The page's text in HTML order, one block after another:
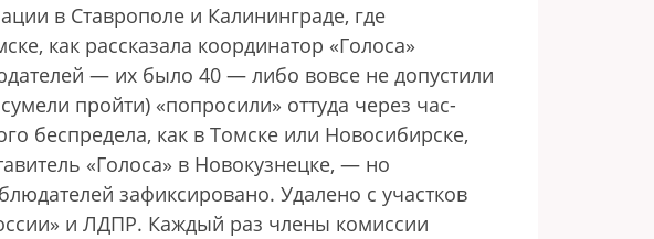
в Ставрополе и Калининграде, где
как рассказала координатор «Голоса»
— их было 40 — либо вовсе не допустили
пройти) «попросили» оттуда через час-
беспредела, как в Томске или Новосибирске,
«Голоса» в Новокузнецке, — но
зафиксировано. Удалено с участков
и ЛДПР. Каждый раз члены комиссии